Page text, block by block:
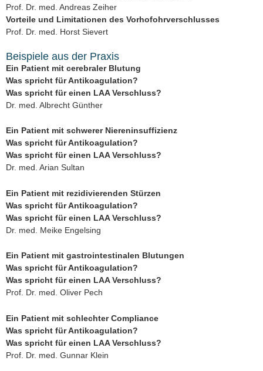
Prof. Dr. med. Andreas Zeiher
Vorteile und Limitationen des Vorhofohrverschlusses
Prof. Dr. med. Horst Sievert
Beispiele aus der Praxis
Ein Patient mit cerebraler Blutung
Was spricht für Antikoagulation?
Was spricht für einen LAA Verschluss?
Dr. med. Albrecht Günther
Ein Patient mit schwerer Niereninsuffizienz
Was spricht für Antikoagulation?
Was spricht für einen LAA Verschluss?
Dr. med. Arian Sultan
Ein Patient mit rezidivierenden Stürzen
Was spricht für Antikoagulation?
Was spricht für einen LAA Verschluss?
Dr. med. Meike Engelsing
Ein Patient mit gastrointestinalen Blutungen
Was spricht für Antikoagulation?
Was spricht für einen LAA Verschluss?
Prof. Dr. med. Oliver Pech
Ein Patient mit schlechter Compliance
Was spricht für Antikoagulation?
Was spricht für einen LAA Verschluss?
Prof. Dr. med. Gunnar Klein